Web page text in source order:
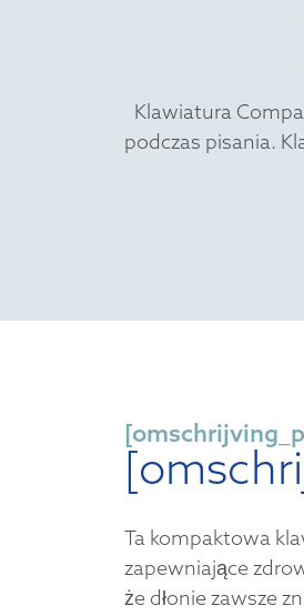
Klawiatura
podczas pisania.
Ta kompaktowa
zapewniające
że dłonie zawsze